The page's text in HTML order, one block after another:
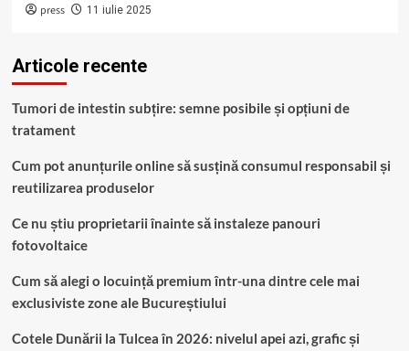
press 11 iulie 2025
Articole recente
Tumori de intestin subțire: semne posibile și opțiuni de
tratament
Cum pot anunțurile online să susțină consumul responsabil și
reutilizarea produselor
Ce nu știu proprietarii înainte să instaleze panouri
fotovoltaice
Cum să alegi o locuință premium într-una dintre cele mai
exclusiviste zone ale Bucureștiului
Cotele Dunării la Tulcea în 2026: nivelul apei azi, grafic și